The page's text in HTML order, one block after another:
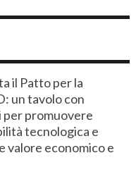
il Patto per la
un tavolo con
per promuovere
tecnologica e
valore economico e